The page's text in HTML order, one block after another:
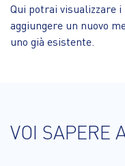
Qui potrai visualizzare i
aggiungere un nuovo
uno già esistente.
VOI SAPERE